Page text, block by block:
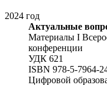
2024 год
Актуальные
Материалы I
конференции
УДК 621
ISBN 978-5-7964-
Цифровой